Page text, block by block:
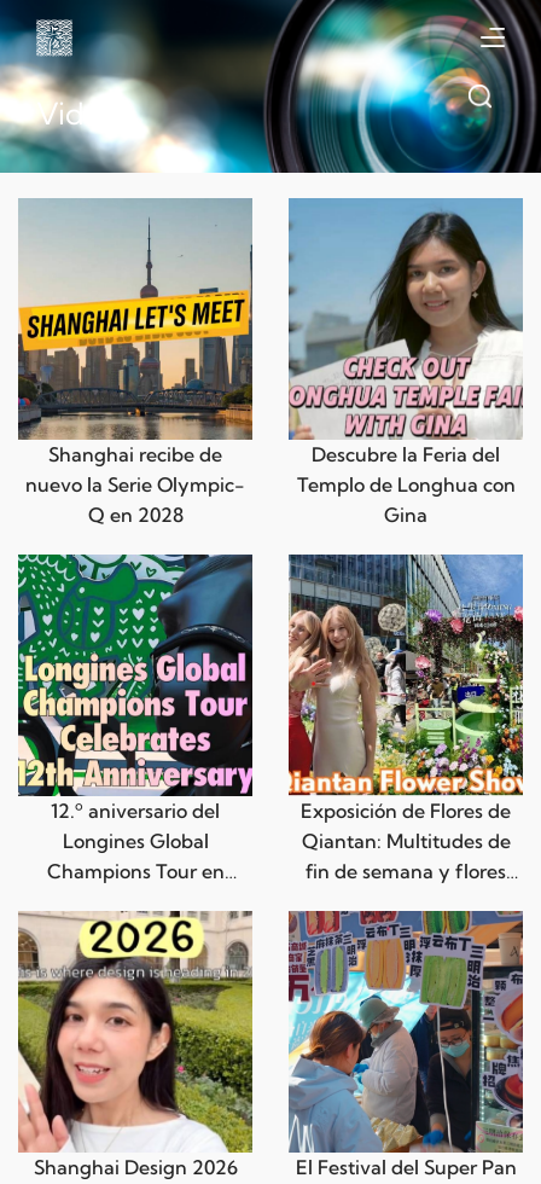
Video
Shanghai recibe de
nuevo la Serie Olympic-
Q en 2028
Descubre la Feria del
Templo de Longhua con
Gina
12.º aniversario del
Longines Global
Champions Tour en
Exposición de Flores de
Qiantan: Multitudes de
fin de semana y flores
Shanghai Design 2026
El Festival del Super Pan